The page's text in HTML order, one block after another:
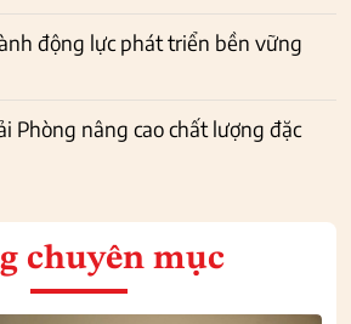
động lực phát triển bền vững
Phòng nâng cao chất lượng đặc
chuyên mục